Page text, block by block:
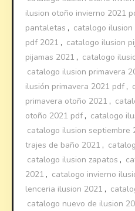
ilusion otoño invierno 2021
pantaletas , catalogo
pdf 2021 , catalogo ilusion
pijamas 2021 , catalogo
catalogo ilusion primavera
ilusión primavera 2021 pdf ,
primavera otoño 2021 ,
otoño 2021 pdf , catalogo
catalogo ilusion septiembre
trajes de baño 2021 ,
catalogo ilusion zapatos ,
2021 , catalogo invierno
lenceria ilusion 2021 ,
catalogo nuevo de ilusion